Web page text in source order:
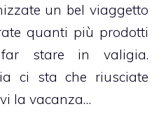
un bel viaggetto
quanti più prodotti
stare in valigia.
ci sta che riusciate
la vacanza…